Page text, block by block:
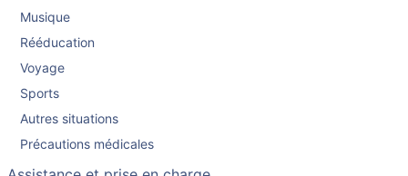
Musique
Rééducation
Voyage
Sports
Autres situations
Précautions médicales